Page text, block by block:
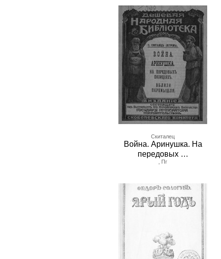
Скиталец
Война. Аринушка. На
передовых …
, Пг